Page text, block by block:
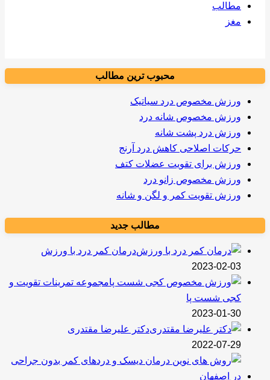
مطالب
مغز
محبوب ترین مطالب
ورزش مخصوص درد سیاتیک
ورزش مخصوص شانه درد
ورزش درد پشت شانه
حرکات اصلاحی کاهش درد آرنج
ورزش برای تقویت عضلات کتف
ورزش مخصوص زانو درد
ورزش تقویت کمر و لگن و شانه
مطالب جدید
درمان کمر درد با ورزش
2023-02-03
مجموعه تمرینات تقویت و
کجی شست پا
2023-01-30
دکتر علیرضا مقتدری
2022-07-29